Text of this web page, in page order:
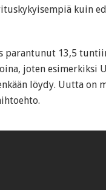
kuin
parantunut 13,5
joten esimerkiksi
löydy. Uutta on